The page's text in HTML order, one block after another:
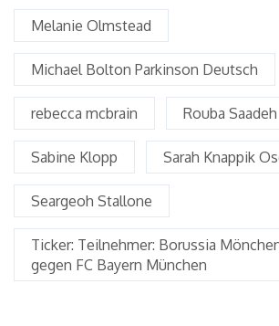
Melanie Olmstead
Michael Bolton Parkinson Deutsch
rebecca mcbrain Rouba Saadeh
Sabine Klopp Sarah Knappik
Seargeoh Stallone
Ticker: Teilnehmer: Borussia
gegen FC Bayern München